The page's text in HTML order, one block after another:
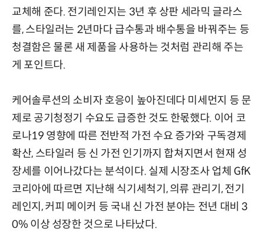
교체해 준다. 전기레인지는 3년 후 상판 세라믹 글라스
를, 스타일러는 2년마다 급수통과 배수통을 바꿔주는 등
청결함은 물론 새 제품을 사용하는 것처럼 관리해 주는
게 포인트다.
케어솔루션의 소비자 호응이 높아진데다 미세먼지 등 문
제로 공기청정기 수요도 급증한 것도 한몫했다. 이어 코
로나19 영향에 따른 전반적 가전 수요 증가와 구독경제
확산, 스타일러 등 신 가전 인기까지 합쳐지면서 현재 성
장세를 이어나갔다는 분석이다. 실제 시장조사 업체 GfK
코리아에 따르면 지난해 식기세척기, 의류 관리기, 전기
레인지, 커피 메이커 등 국내 신 가전 분야는 전년 대비 3
0% 이상 성장한 것으로 나타났다.